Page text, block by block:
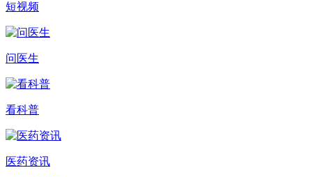
短视频
问医生
看科普
医药资讯